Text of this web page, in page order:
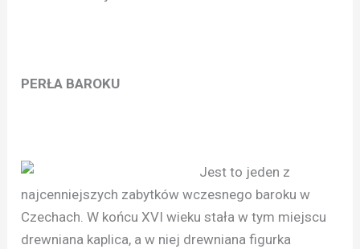
PERŁA BAROKU
Jest to jeden z
najcenniejszych zabytków wczesnego baroku w
Czechach. W końcu XVI wieku stała w tym miejscu
drewniana kaplica, a w niej drewniana figurka